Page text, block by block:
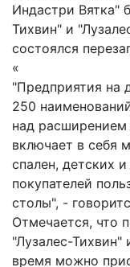
Индастри Вятка"
Тихвин" и
состоялся
«
"Предприятия на
250
над расширением
включает в себя
спален, детских
покупателей
столы", -
Отмечается, что
"Лузалес-Тихвин"
время можно